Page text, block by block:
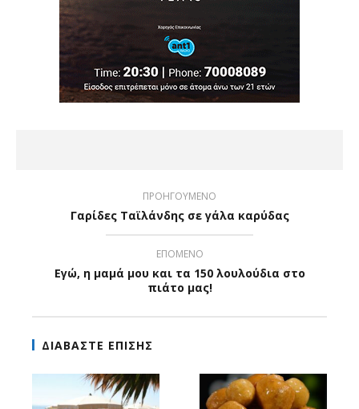
ΠΡΟΗΓΟΥΜΕΝΟ
Γαρίδες Ταϊλάνδης σε γάλα καρύδας
ΕΠΟΜΕΝΟ
Εγώ, η μαμά μου και τα 150 λουλούδια στο
πιάτο μας!
ΔΙΑΒΑΣΤΕ ΕΠΙΣΗΣ